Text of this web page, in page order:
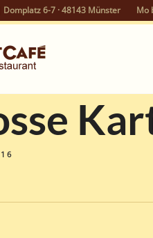
6-7 · 48143 Münster Mo